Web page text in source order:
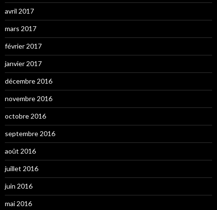
avril 2017
mars 2017
février 2017
janvier 2017
décembre 2016
novembre 2016
octobre 2016
septembre 2016
août 2016
juillet 2016
juin 2016
mai 2016